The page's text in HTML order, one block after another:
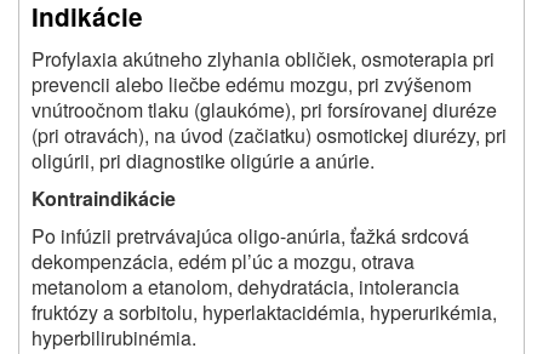
Indikácie
Profylaxia akútneho zlyhania obličiek, osmoterapia pri
prevencii alebo liečbe edému mozgu, pri zvýšenom
vnútroočnom tlaku (glaukóme), pri forsírovanej diuréze
(pri otravách), na úvod (začiatku) osmotickej diurézy, pri
oligúrii, pri diagnostike oligúrie a anúrie.
Kontraindikácie
Po infúzii pretrvávajúca oligo-anúria, ťažká srdcová
dekompenzácia, edém pl’úc a mozgu, otrava
metanolom a etanolom, dehydratácia, intolerancia
fruktózy a sorbitolu, hyperlaktacidémia, hyperurikémia,
hyperbilirubinémia.